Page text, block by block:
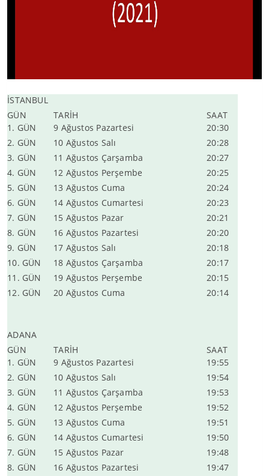
İSTANBUL
GÜN
TARİH
SAAT
1. GÜN
9 Ağustos Pazartesi
20:30
2. GÜN
10 Ağustos Salı
20:28
3. GÜN
11 Ağustos Çarşamba
20:27
4. GÜN
12 Ağustos Perşembe
20:25
5. GÜN
13 Ağustos Cuma
20:24
6. GÜN
14 Ağustos Cumartesi
20:23
7. GÜN
15 Ağustos Pazar
20:21
8. GÜN
16 Ağustos Pazartesi
20:20
9. GÜN
17 Ağustos Salı
20:18
10. GÜN
18 Ağustos Çarşamba
20:17
11. GÜN
19 Ağustos Perşembe
20:15
12. GÜN
20 Ağustos Cuma 20:14
ADANA
GÜN
TARİH
SAAT
1. GÜN
9 Ağustos Pazartesi
19:55
2. GÜN
10 Ağustos Salı
19:54
3. GÜN
11 Ağustos Çarşamba
19:53
4. GÜN
12 Ağustos Perşembe
19:52
5. GÜN
13 Ağustos Cuma
19:51
6. GÜN
14 Ağustos Cumartesi
19:50
7. GÜN
15 Ağustos Pazar
19:48
8. GÜN
16 Ağustos Pazartesi
19:47